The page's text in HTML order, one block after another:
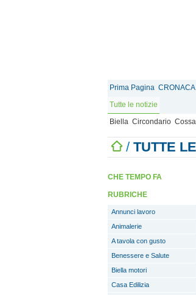
Prima Pagina CRONACA
Tutte le notizie
Biella Circondario
/ TUTTE
CHE TEMPO FA
RUBRICHE
Annunci lavoro
Animalerie
A tavola con gusto
Benessere e Salute
Biella motori
Casa Edilizia